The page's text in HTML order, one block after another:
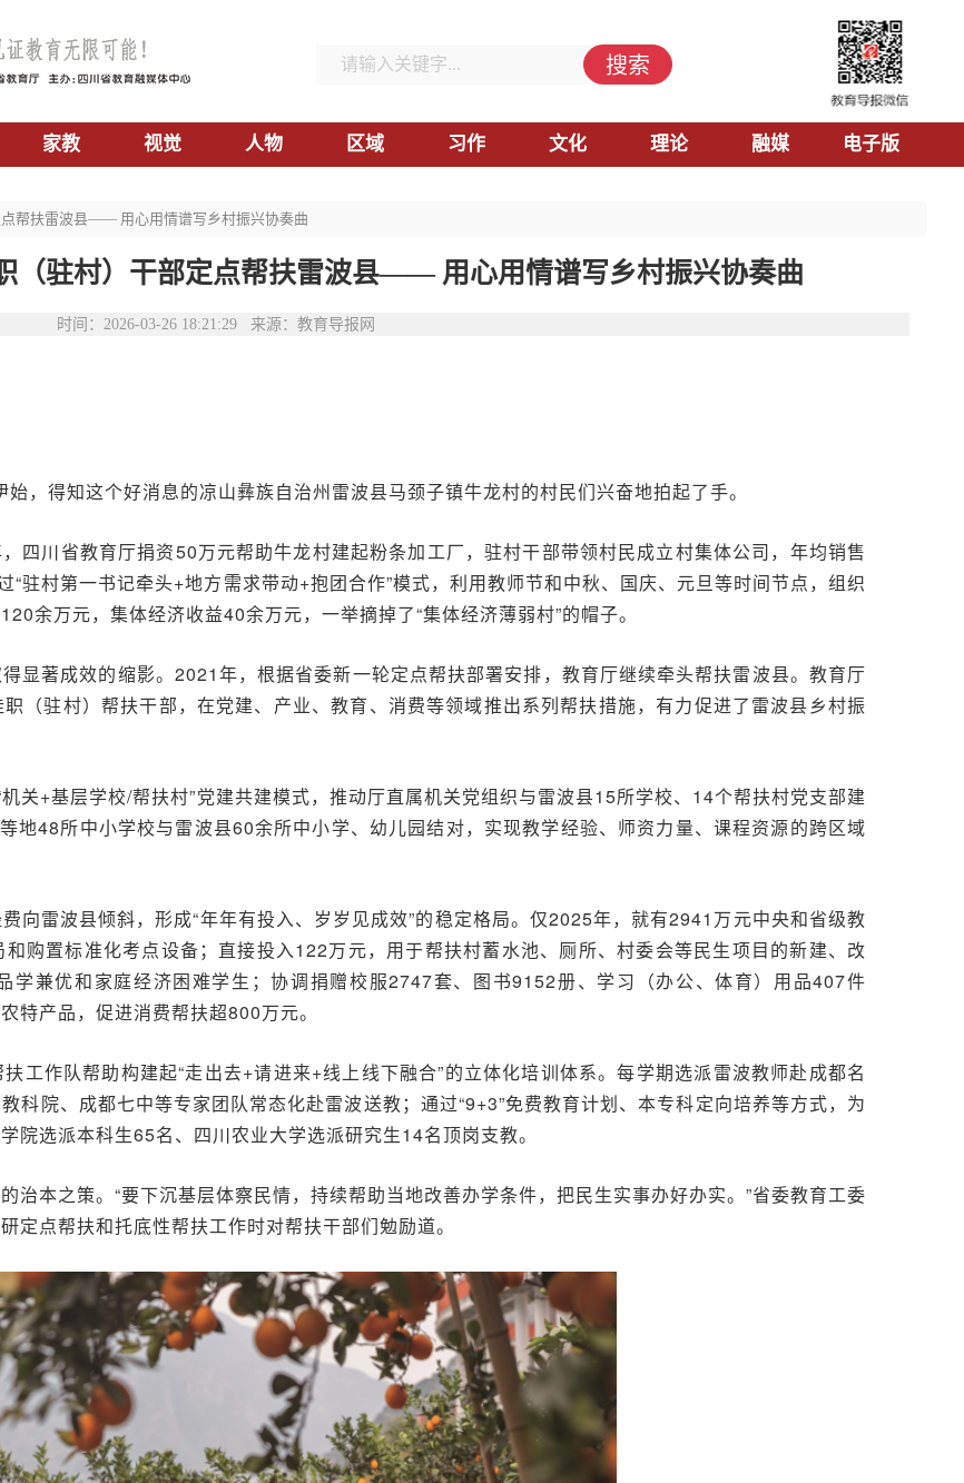
家教 视觉 人物 区域 习作 文化 理论 融媒 电子版
搜索
帮扶雷波县—— 用心用情谱写乡村振兴协奏曲
（驻村）干部定点帮扶雷波县—— 用心用情谱写乡村振兴协奏曲
时间：2026-03-26 18:21:29 来源：教育导报网
，得知这个好消息的凉山彝族自治州雷波县马颈子镇牛龙村的村民们兴奋地拍起了手。
四川省教育厅捐资50万元帮助牛龙村建起粉条加工厂，驻村干部带领村民成立村集体公司，年均销售
驻村第一书记牵头+地方需求带动+抱团合作”模式，利用教师节和中秋、国庆、元旦等时间节点，组织
余万元，集体经济收益40余万元，一举摘掉了“集体经济薄弱村”的帽子。
显著成效的缩影。2021年，根据省委新一轮定点帮扶部署安排，教育厅继续牵头帮扶雷波县。教育厅
（驻村）帮扶干部，在党建、产业、教育、消费等领域推出系列帮扶措施，有力促进了雷波县乡村振
关+基层学校/帮扶村”党建共建模式，推动厅直属机关党组织与雷波县15所学校、14个帮扶村党支部建
地48所中小学校与雷波县60余所中小学、幼儿园结对，实现教学经验、师资力量、课程资源的跨区域
向雷波县倾斜，形成“年年有投入、岁岁见成效”的稳定格局。仅2025年，就有2941万元中央和省级教
购置标准化考点设备；直接投入122万元，用于帮扶村蓄水池、厕所、村委会等民生项目的新建、改
学兼优和家庭经济困难学生；协调捐赠校服2747套、图书9152册、学习（办公、体育）用品407件
特产品，促进消费帮扶超800万元。
工作队帮助构建起“走出去+请进来+线上线下融合”的立体化培训体系。每学期选派雷波教师赴成都名
科院、成都七中等专家团队常态化赴雷波送教；通过“9+3”免费教育计划、本专科定向培养等方式，为
院选派本科生65名、四川农业大学选派研究生14名顶岗支教。
治本之策。“要下沉基层体察民情，持续帮助当地改善办学条件，把民生实事办好办实。”省委教育工委
点帮扶和托底性帮扶工作时对帮扶干部们勉励道。